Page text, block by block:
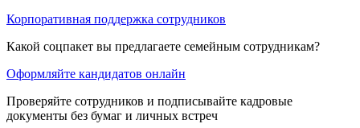
Корпоративная поддержка сотрудников
Какой соцпакет вы предлагаете семейным сотрудникам?
Оформляйте кандидатов онлайн
Проверяйте сотрудников и подписывайте кадровые
документы без бумаг и личных встреч